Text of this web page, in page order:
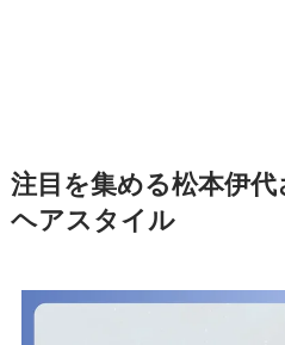
注目を集める松本伊
ヘアスタイル